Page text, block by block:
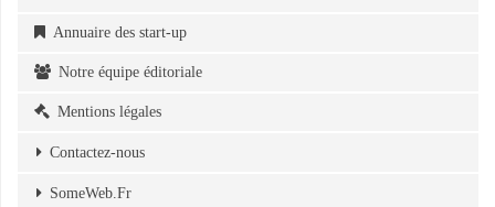
Annuaire des start-up
Notre équipe éditoriale
Mentions légales
Contactez-nous
SomeWeb.Fr